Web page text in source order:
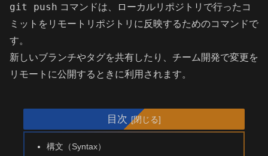
git push コマンドは、ローカルリポジトリで行ったコ
ミットをリモートリポジトリに反映するためのコマンドで
す。
新しいブランチやタグを共有したり、チーム開発で変更を
リモートに公開するときに利用されます。
目次
構文（Syntax）